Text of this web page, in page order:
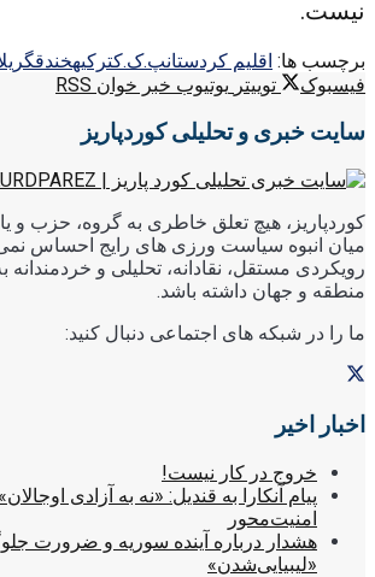
نیست.
برچسب ها: اقلیم کردستانپ.ک.کترکیهخندق
فیسبوک
توییتر یوتیوب خبر خوان RSS
سایت خبری و تحلیلی کوردپاریز
کوردپاریز، هیچ تعلق خاطری به گروه، حزب و
میان انبوه سیاست ورزی های رایج احساس نمی
رویکردی مستقل، نقادانه، تحلیلی و خردمندانه
منطقه و جهان داشته باشد.
ما را در شبکه های اجتماعی دنبال کنید:
اخبار اخیر
خروج در کار نیست!
پیام آنکارا به قندیل: «نه به آزادی
امنیت‌محور
هشدار درباره آینده سوریه و ضرورت
«لیبیایی‌شدن»